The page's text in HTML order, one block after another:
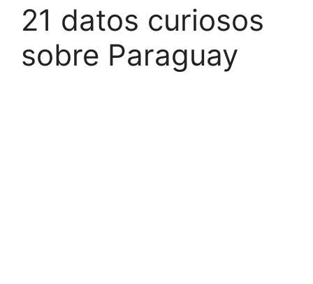
21 datos curiosos
sobre Paraguay